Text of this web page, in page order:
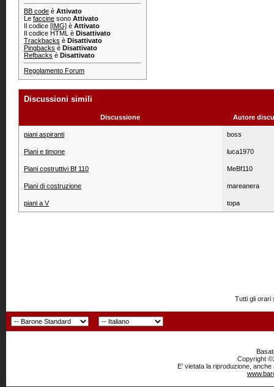
BB code è Attivato
Le faccine sono Attivato
Il codice [IMG] è Attivato
Il codice HTML è Disattivato
Trackbacks è Disattivato
Pingbacks è Disattivato
Refbacks è Disattivato
Regolamento Forum
Discussioni simili
Discussione Autore
piani aspiranti boss
Piani e timone luca1970
Piani costruttivi Bf 110 MeBf110
Piani di costruzione mareanera
piani a V topa
Tutti gli orari
Copyright
E' vietata la riproduzione,